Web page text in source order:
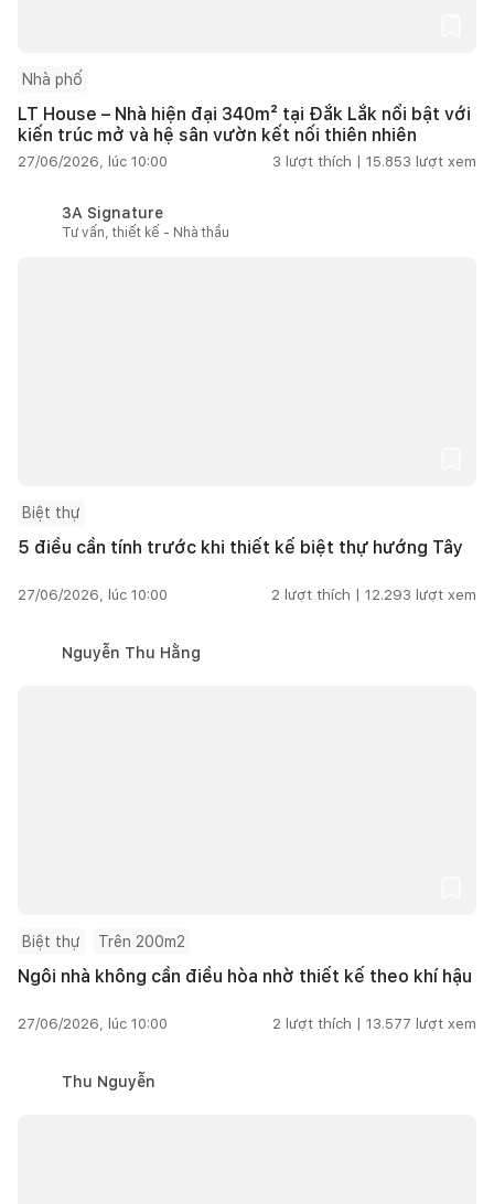
Nhà phố
LT House – Nhà hiện đại 340m² tại Đắk Lắk nổi bật với
kiến trúc mở và hệ sân vườn kết nối thiên nhiên
27/06/2026, lúc 10:00 3 lượt thích | 15.853 lượt xem
3A Signature
Tư vấn, thiết kế - Nhà thầu
Biệt thự
5 điều cần tính trước khi thiết kế biệt thự hướng Tây
27/06/2026, lúc 10:00 2 lượt thích | 12.293 lượt xem
Nguyễn Thu Hằng
Biệt thự Trên 200m2
Ngôi nhà không cần điều hòa nhờ thiết kế theo khí hậu
27/06/2026, lúc 10:00 2 lượt thích | 13.577 lượt xem
Thu Nguyễn